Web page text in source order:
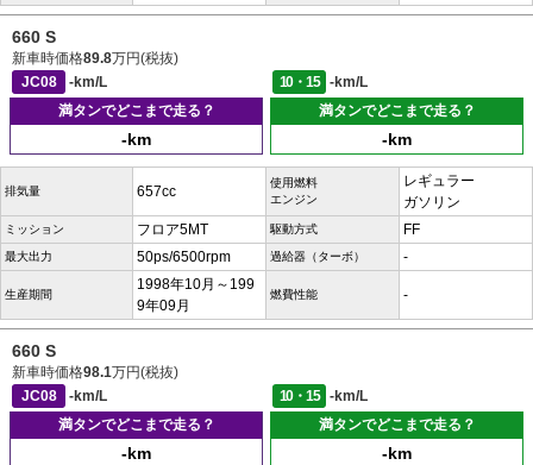
660 S
新車時価格89.8万円(税抜)
JC08
-km/L 10・15
-km/L
満タンでどこまで走る？
-km
満タンでどこまで走る？
-km
排気量 657cc
使用燃料
エンジン
レギュラー
ガソリン
ミッション フロア5MT 駆動方式 FF
最大出力 50ps/6500rpm 過給器（ターボ） -
生産期間
1998年10月～199
9年09月
燃費性能 -
660 S
新車時価格98.1万円(税抜)
JC08
-km/L 10・15
-km/L
満タンでどこまで走る？
-km
満タンでどこまで走る？
-km